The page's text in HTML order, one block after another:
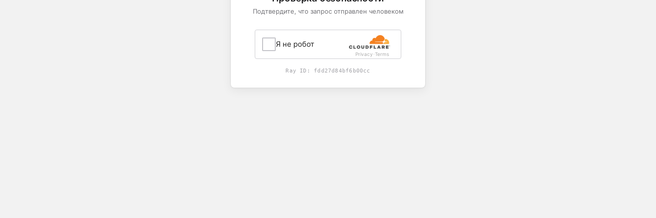
Подтвердите, что запрос отправлен человеком
Я не робот
Privacy-Terms
Ray ID: fdd27d84bf6b00cc